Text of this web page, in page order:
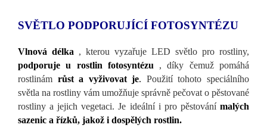
SVĚTLO PODPORUJÍCÍ FOTOSYNTÉZU
Vlnová délka , kterou vyzařuje LED světlo pro rostliny,
podporuje u rostlin fotosyntézu , díky čemuž pomáhá
rostlinám růst a vyživovat je. Použití tohoto speciálního
světla na rostliny vám umožňuje správně pečovat o pěstované
rostliny a jejich vegetaci. Je ideální i pro pěstování malých
sazenic a řízků, jakož i dospělých rostlin.